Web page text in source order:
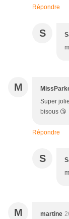
Répondre
S
M
Super
bisous 😘
Répondre
S
M martine